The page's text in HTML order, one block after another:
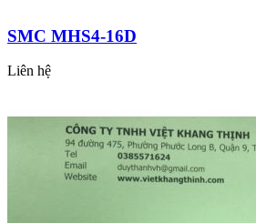
SMC MHS4-16D
Liên hệ